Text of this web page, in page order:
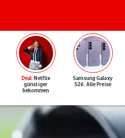
Deal: Netflix
günstiger
bekommen
Samsung Galaxy
S26: Alle Preise